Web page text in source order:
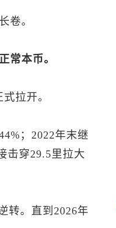
卷。
常本币。
拉开。
；2022年末继
击穿29.5里拉大
转。直到2026年